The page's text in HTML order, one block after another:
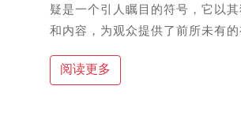
疑是一个引人瞩目的符号，它以
和内容，为观众提供了前所未有
阅读更多